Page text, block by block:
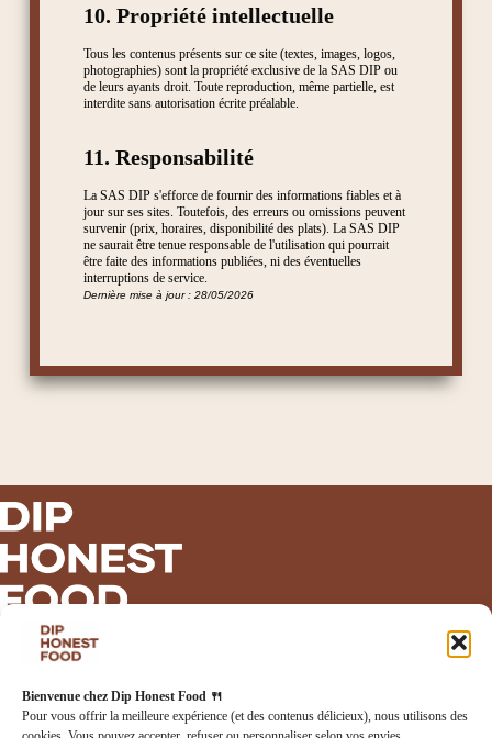
Bienvenue chez Dip Honest Food 🍴
Pour vous offrir la meilleure expérience (et des contenus délicieux), nous utilisons des
10. Propriété intellectuelle
Tous les contenus présents sur ce site (textes, images, logos,
photographies) sont la propriété exclusive de la SAS DIP ou
de leurs ayants droit. Toute reproduction, même partielle, est
interdite sans autorisation écrite préalable.
11. Responsabilité
La SAS DIP s'efforce de fournir des informations fiables et à
jour sur ses sites. Toutefois, des erreurs ou omissions peuvent
survenir (prix, horaires, disponibilité des plats). La SAS DIP
ne saurait être tenue responsable de l'utilisation qui pourrait
être faite des informations publiées, ni des éventuelles
interruptions de service.
Dernière mise à jour : 28/05/2026
INFORMATIONS LÉGALES
Mentions légales
Politique de confidentialité